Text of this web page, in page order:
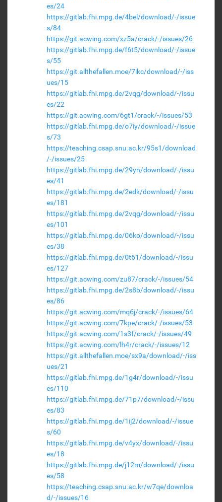
es/24
https://gitlab.fhi.mpg.de/4bel/download/-/issue
s/84
https://git.acwing.com/xz5a/crack/-/issues/26
https://gitlab.fhi.mpg.de/f6t5/download/-/issue
s/55
https://git.allthefallen.moe/7ikc/download/-/iss
ues/15
https://gitlab.fhi.mpg.de/2vqg/download/-/issu
es/22
https://git.acwing.com/6gt1/crack/-/issues/53
https://gitlab.fhi.mpg.de/o7iy/download/-/issue
s/73
https://teaching.csap.snu.ac.kr/95s1/download
/-/issues/25
https://gitlab.fhi.mpg.de/29yn/download/-/issu
es/41
https://gitlab.fhi.mpg.de/2edk/download/-/issu
es/181
https://gitlab.fhi.mpg.de/2vqg/download/-/issu
es/101
https://gitlab.fhi.mpg.de/06ko/download/-/issu
es/38
https://gitlab.fhi.mpg.de/0t61/download/-/issu
es/127
https://git.acwing.com/zu87/crack/-/issues/54
https://gitlab.fhi.mpg.de/2s8b/download/-/issu
es/86
https://git.acwing.com/mq6j/crack/-/issues/64
https://git.acwing.com/7kpe/crack/-/issues/53
https://git.acwing.com/1s3f/crack/-/issues/49
https://git.acwing.com/lh4r/crack/-/issues/12
https://git.allthefallen.moe/sx9a/download/-/iss
ues/21
https://gitlab.fhi.mpg.de/1g4r/download/-/issu
es/110
https://gitlab.fhi.mpg.de/71p7/download/-/issu
es/83
https://gitlab.fhi.mpg.de/1ij2/download/-/issue
s/60
https://gitlab.fhi.mpg.de/v4yx/download/-/issu
es/18
https://gitlab.fhi.mpg.de/j12m/download/-/issu
es/58
https://teaching.csap.snu.ac.kr/w7qe/downloa
d/-/issues/16